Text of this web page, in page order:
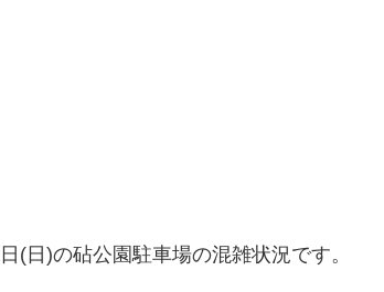
(日)の砧公園駐車場の混雑状況です。